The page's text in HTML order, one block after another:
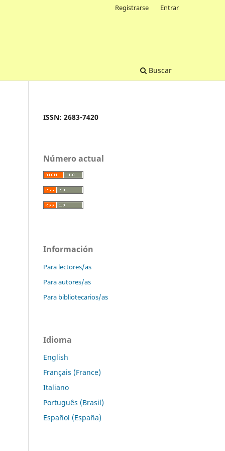
Buscar
Registrarse Entrar
ISSN: 2683-7420
Número actual
Información
Para lectores/as
Para autores/as
Para bibliotecarios/as
Idioma
English
Français (France)
Italiano
Português (Brasil)
Español (España)